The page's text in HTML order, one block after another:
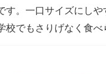
す。一口サイズにしや
校でもさりげなく食べ